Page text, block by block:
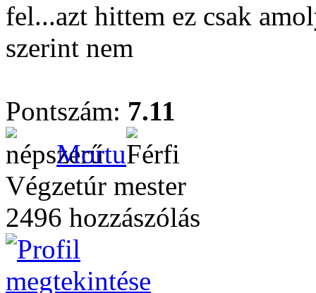
fel...azt hittem ez csak
szerint nem
Pontszám: 7.11
Mortu
Végzetúr mester
2496 hozzászólás